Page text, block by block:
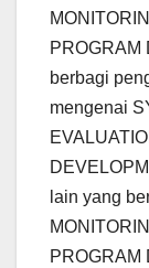
PROGRAM
berbagi
mengenai
lain yang
PROGRAM